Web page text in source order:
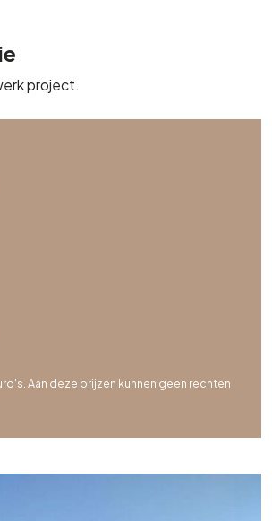
project.
Aan deze prijzen kunnen geen rechten